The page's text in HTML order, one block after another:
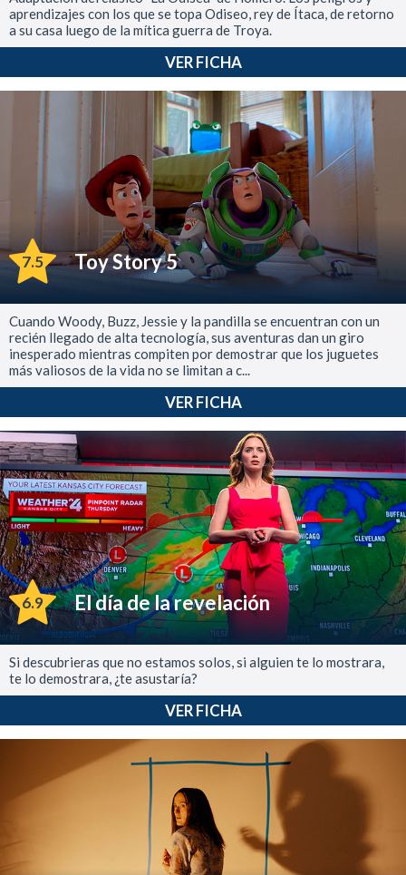
aprendizajes con los que se topa Odiseo, rey de Ítaca, de retorno
a su casa luego de la mítica guerra de Troya.
VER FICHA
7.5 Toy Story 5
Cuando Woody, Buzz, Jessie y la pandilla se encuentran con un
recién llegado de alta tecnología, sus aventuras dan un giro
inesperado mientras compiten por demostrar que los juguetes
más valiosos de la vida no se limitan a c...
VER FICHA
6.9 El día de la revelación
Si descubrieras que no estamos solos, si alguien te lo mostrara,
te lo demostrara, ¿te asustaría?
VER FICHA